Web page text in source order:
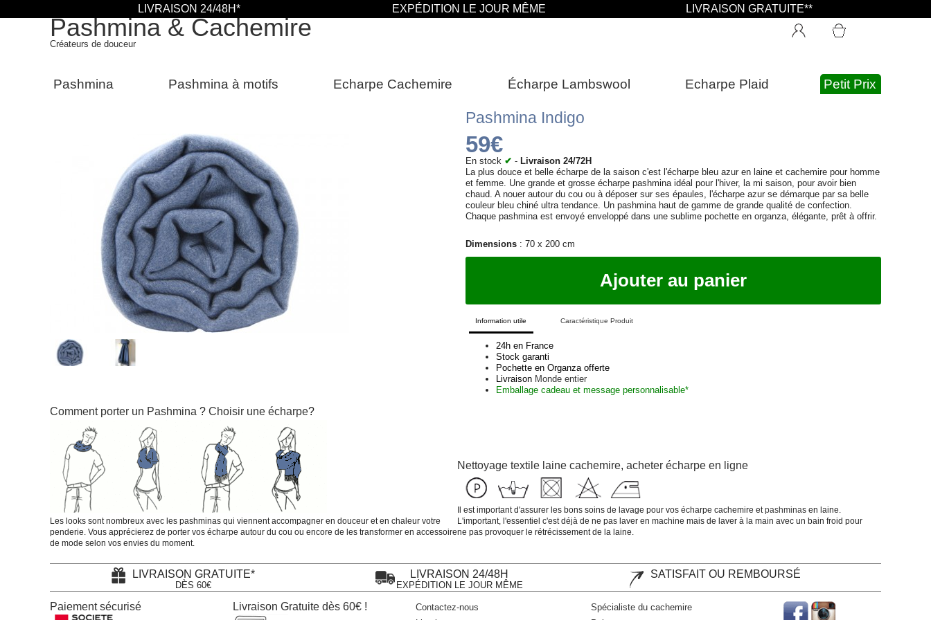
Pashmina & Cachemire
Créateurs de douceur
Pashmina Pashmina à motifs Echarpe Cachemire Écharpe Lambswool Echarpe Plaid Petit Prix
LIVRAISON 24/48H* EXPÉDITION LE JOUR MÊME LIVRAISON GRATUITE**
Pashmina Indigo
59€
En stock ✔ - Livraison 24/72H
La plus douce et belle écharpe de la saison c'est l'écharpe bleu azur en laine et cachemire pour homme
et femme. Une grande et grosse écharpe pashmina idéal pour l'hiver, la mi saison, pour avoir bien
chaud. A nouer autour du cou ou à déposer sur ses épaules, l'écharpe azur se démarque par sa belle
couleur bleu chiné ultra tendance. Un pashmina haut de gamme de grande qualité de confection.
Chaque pashmina est envoyé enveloppé dans une sublime pochette en organza, élégante, prêt à offrir.
Dimensions : 70 x 200 cm
Ajouter au panier
Information utile Caractéristique Produit
24h en France
Stock garanti
Pochette en Organza offerte
Livraison Monde entier
Emballage cadeau et message personnalisable*
Comment porter un Pashmina ? Choisir une écharpe?
Les looks sont nombreux avec les pashminas qui viennent accompagner en douceur et en chaleur votre
penderie. Vous apprécierez de porter vos écharpe autour du cou ou encore de les transformer en accessoire
de mode selon vos envies du moment.
Nettoyage textile laine cachemire, acheter écharpe en ligne
Il est important d'assurer les bons soins de lavage pour vos écharpe cachemire etpashminas en laine.
L'important, l'essentiel c'est déjà de ne pas laver en machine mais de laver à la main avec un bain froid pour
ne pas provoquer le rétrécissement de la laine.
LIVRAISON GRATUITE*
DÈS 60€
LIVRAISON 24/48H
EXPÉDITION LE JOUR MÊME
SATISFAIT OU REMBOURSÉ
Paiement sécurisé Livraison Gratuite dès 60€ ! Contactez-nous
Spécialiste du cachemire